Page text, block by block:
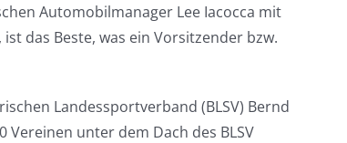
Automobilmanager Lee Iacocca mit
das Beste, was ein Vorsitzender bzw.
Landessportverband (BLSV) Bernd
Vereinen unter dem Dach des BLSV